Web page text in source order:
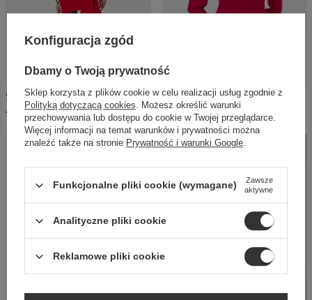
SHEILA - DAMSKA SUKIENKA CZERWONA Z ODPINANĄ KOKARDĄ I DŁUGIM RĘKAWEM MINI 'VALENTINA'
490,00 PLN
590,00 PLN
Konfiguracja zgód
Dbamy o Twoją prywatność
Sklep korzysta z plików cookie w celu realizacji usług zgodnie z
Polityką dotyczącą cookies. Możesz określić warunki
przechowywania lub dostępu do cookie w Twojej przeglądarce.
Więcej informacji na temat warunków i prywatności można
znaleźć także na stronie Prywatność i warunki Google.
Funkcjonalne pliki cookie (wymagane)
Zawsze
aktywne
Analityczne pliki cookie
Reklamowe pliki cookie